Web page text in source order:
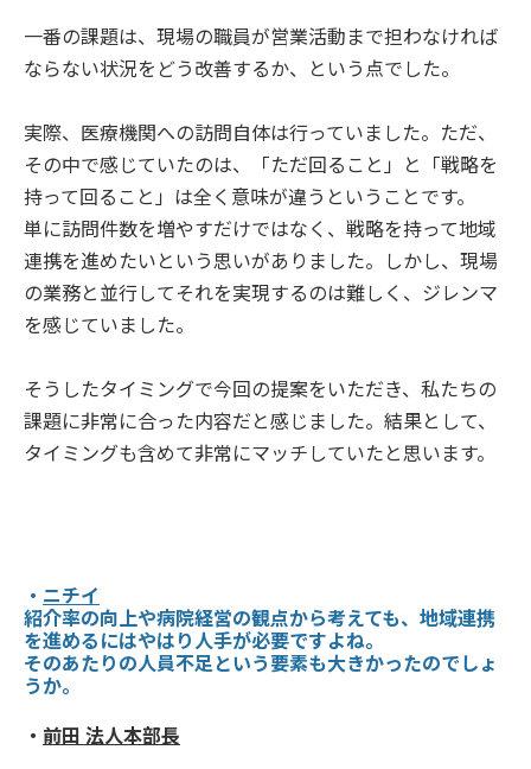
一番の課題は、現場の職員が営業活動まで担わなければ
ならない状況をどう改善するか、という点でした。
実際、医療機関への訪問自体は行っていました。ただ、
その中で感じていたのは、「ただ回ること」と「戦略を
持って回ること」は全く意味が違うということです。
単に訪問件数を増やすだけではなく、戦略を持って地域
連携を進めたいという思いがありました。しかし、現場
の業務と並行してそれを実現するのは難しく、ジレンマ
を感じていました。
そうしたタイミングで今回の提案をいただき、私たちの
課題に非常に合った内容だと感じました。結果として、
タイミングも含めて非常にマッチしていたと思います。
・ ニチイ
紹介率の向上や病院経営の観点から考えても、地域連携
を進めるにはやはり人手が必要ですよね。
そのあたりの人員不足という要素も大きかったのでしょ
うか。
・ 前田 法人本部長